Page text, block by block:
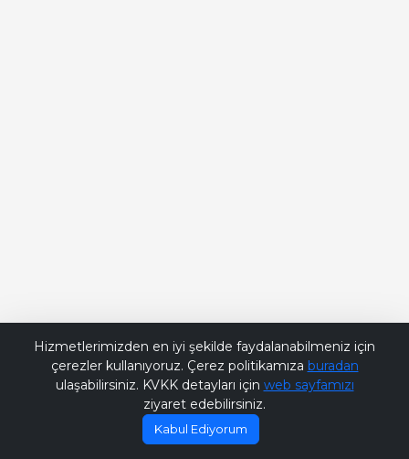
Hizmetlerimizden en iyi şekilde faydalanabilmeniz için
çerezler kullanıyoruz. Çerez politikamıza buradan
ulaşabilirsiniz. KVKK detayları için web sayfamızı
ziyaret edebilirsiniz.
Kabul Ediyorum
Bana Soru Sor | Ask Me